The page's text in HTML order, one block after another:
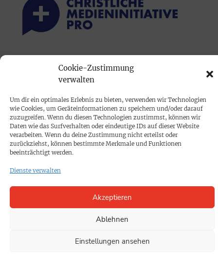
Cookie-Zustimmung
verwalten
Um dir ein optimales Erlebnis zu bieten, verwenden wir Technologien
wie Cookies, um Geräteinformationen zu speichern und/oder darauf
zuzugreifen. Wenn du diesen Technologien zustimmst, können wir
Daten wie das Surfverhalten oder eindeutige IDs auf dieser Website
verarbeiten. Wenn du deine Zustimmung nicht erteilst oder
zurückziehst, können bestimmte Merkmale und Funktionen
beeinträchtigt werden.
Dienste verwalten
Akzeptieren
Ablehnen
Einstellungen ansehen
Mediadaten
PROKOMPAKT
Impressum
SPENDEN
Cookie-Richtlinie